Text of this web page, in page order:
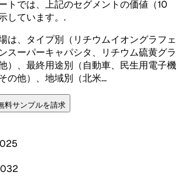
トでは、上記のセグメントの価値（10
しています。 .
は、タイプ別（リチウムイオングラフェ
スーパーキャパシタ、リチウム硫黄グラ
）、最終用途別（自動車、民生用電子機
の他）、地域別（北米...
料サンプルを請求